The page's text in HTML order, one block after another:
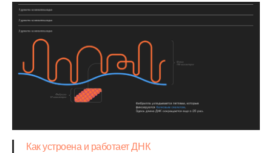
Как устроена и работает ДНК